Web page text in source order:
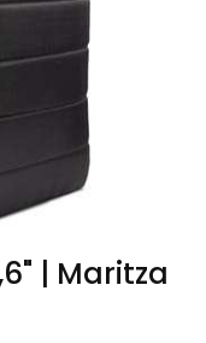
| Maritza